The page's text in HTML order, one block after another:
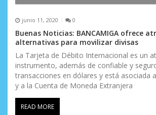
junio 11, 2020 0
Buenas Noticias: BANCAMIGA ofrece
alternativas para movilizar divisas
La Tarjeta de Débito Internacional es un
instrumento, además de confiable y
transacciones en dólares y está asociada
y a la Cuenta de Moneda Extranjera
READ MORE